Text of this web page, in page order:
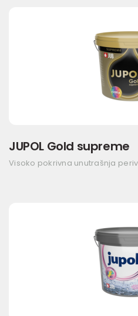
JUPOL Gold supreme
Visoko pokrivna unutrašnja